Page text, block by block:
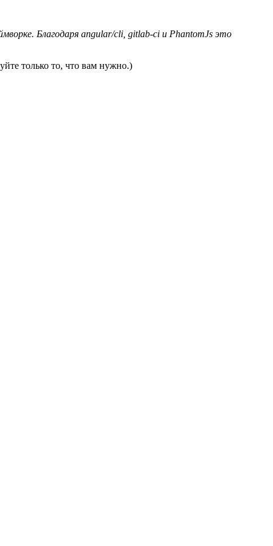
Благодаря angular/cli, gitlab-ci и PhantomJs это
только то, что вам нужно.)